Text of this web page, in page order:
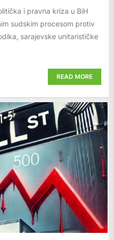
i pravna kriza u BiH
sudskim procesom protiv
sarajevske unitarističke
READ MORE